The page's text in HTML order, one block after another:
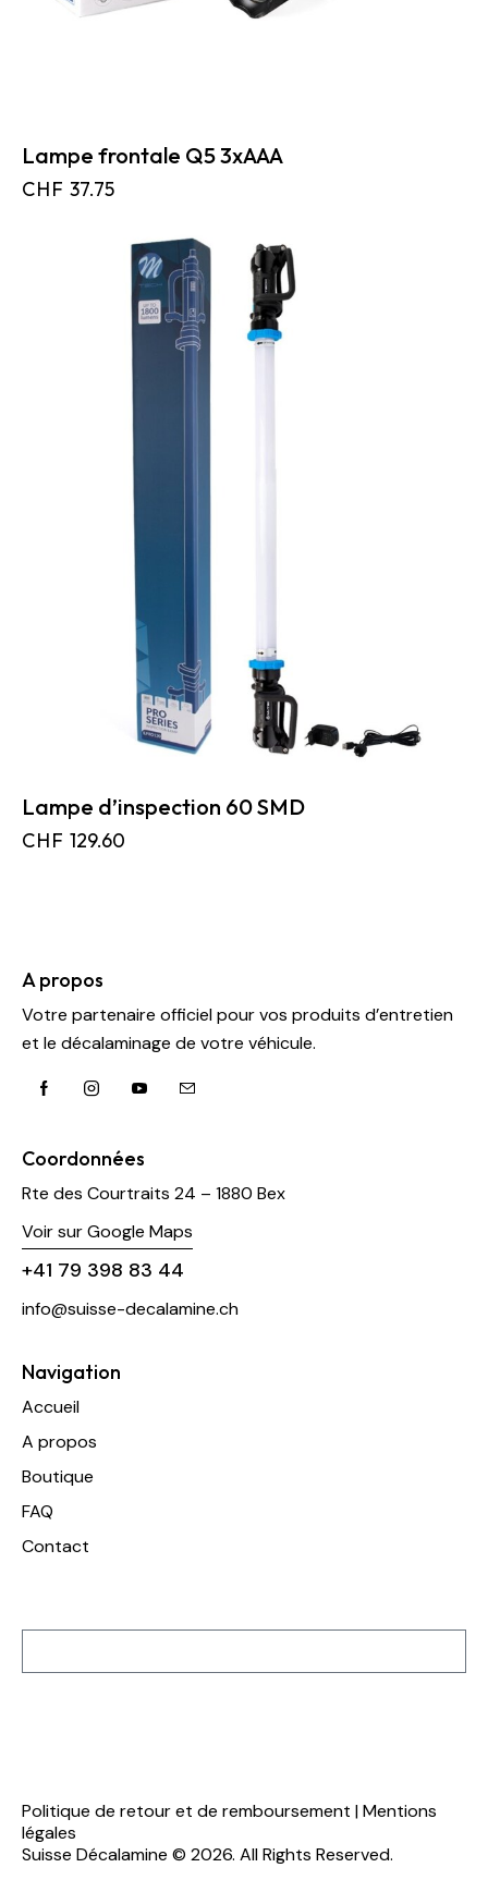
Lampe frontale Q5 3xAAA
CHF 37.75
Lampe d’inspection 60 SMD
CHF 129.60
A propos
Votre partenaire officiel pour vos produits d’entretien
et le décalaminage de votre véhicule.
Coordonnées
Rte des Courtraits 24 – 1880 Bex
Voir sur Google Maps
+41 79 398 83 44
info@suisse-decalamine.ch
Navigation
Accueil
A propos
Boutique
FAQ
Contact
Politique de retour et de remboursement |Mentions
légales
Suisse Décalamine © 2026. All Rights Reserved.